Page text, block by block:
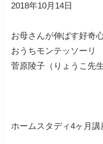
2018年10月14日
お母さんが伸ばす好奇
おうちモンテッソーリ
菅原陵子（りょうこ先
ホームスタディ4ヶ月講